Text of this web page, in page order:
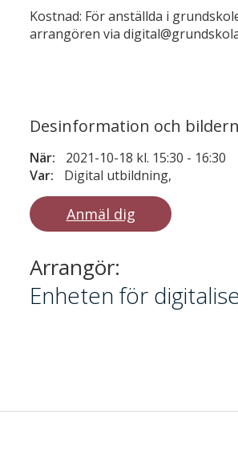
Kostnad: För anställda i
arrangören via
Desinformation och
När: 2021-10-18 kl. 15:30 - 16:30
Var:
Digital utbildning,
Anmäl dig
Arrangör:
Enheten för